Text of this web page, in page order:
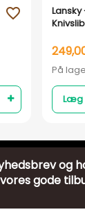
favorite_outline
På
Læg
og
gode